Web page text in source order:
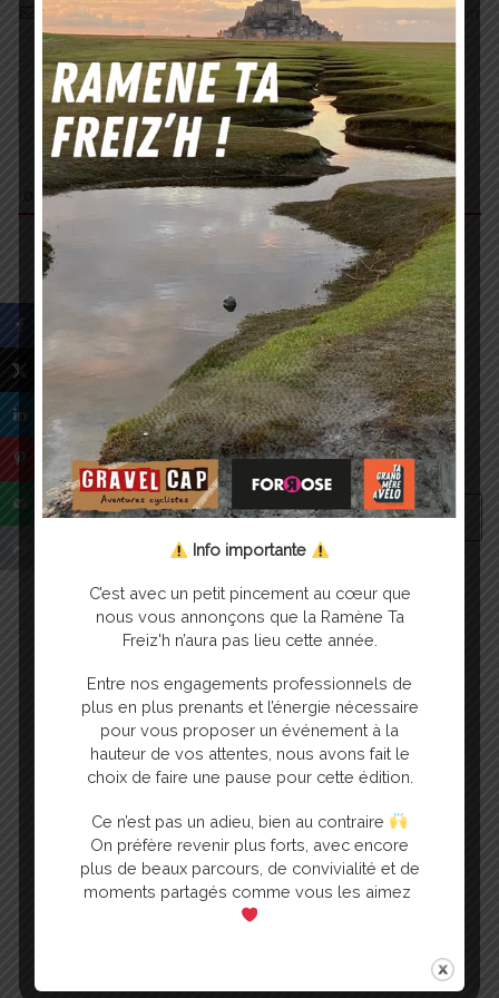
S’abonner Connexion
COMMENTAIRES
VOUS POURREZ AUSSI ÊTRE
INTÉRESSÉ PAR
27 janvier 2021
Vos dons pour OB’AJA
Publié 26 janvier 2020
Ramène Ta Freiz’h ! Edition
2020
Info importante
C’est avec un petit pincement au cœur que
nous vous annonçons que la Ramène Ta
Freiz'h n’aura pas lieu cette année.
Entre nos engagements professionnels de
plus en plus prenants et l’énergie nécessaire
pour vous proposer un événement à la
hauteur de vos attentes, nous avons fait le
choix de faire une pause pour cette édition.
Ce n’est pas un adieu, bien au contraire
On préfère revenir plus forts, avec encore
plus de beaux parcours, de convivialité et de
moments partagés comme vous les aimez